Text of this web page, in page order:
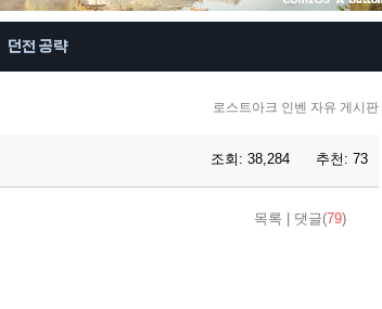
던전 공략
로스트아크 인벤 자유 게시판
조회: 38,284 추천: 73
목록 댓글(79)